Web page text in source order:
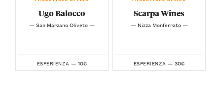
Ugo Balocco
— San Marzano Oliveto —
ESPERIENZA — 10€
Scarpa Wines
— Nizza Monferrato —
ESPERIENZA — 30€